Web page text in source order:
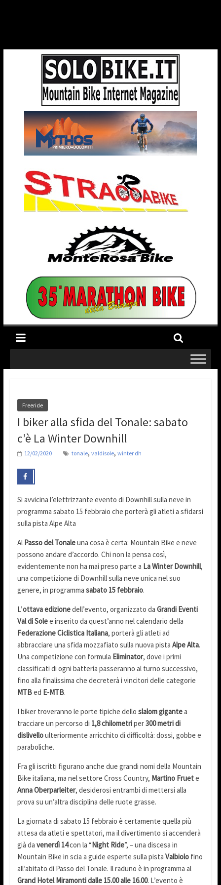
Freeride
I biker alla sfida del Tonale: sabato
c’è La Winter Downhill
12/02/2020 tonale, valdisole, winter dh
Si avvicina l’elettrizzante evento di Downhill sulla neve in
programma sabato 15 febbraio che porterà gli atleti a sfidarsi
sulla pista Alpe Alta
AlPasso del Tonaleuna cosa è certa: Mountain Bike e neve
possono andare d’accordo. Chi non la pensa così,
evidentemente non ha mai preso parte a La Winter Downhill,
una competizione di Downhill sulla neve unica nel suo
genere, in programma sabato 15 febbraio.
L’ottava edizionedell’evento, organizzato da Grandi Eventi
Val di Solee inserito da quest’anno nel calendario della
Federazione Ciclistica Italiana, porterà gli atleti ad
abbracciare una sfida mozzafiato sulla nuova pista Alpe Alta.
Una competizione con formula Eliminator, dove i primi
classificati di ogni batteria passeranno al turno successivo,
fino alla finalissima che decreterà i vincitori delle categorie
MTBed E-MTB.
I biker troveranno le porte tipiche dello slalom gigantea
tracciare un percorso di 1,8 chilometriper300 metri di
dislivelloulteriormente arricchito di difficoltà: dossi, gobbe e
paraboliche.
Fra gli iscritti figurano anche due grandi nomi della Mountain
Bike italiana, ma nel settore Cross Country, Martino Fruete
Anna Oberparleiter, desiderosi entrambi di mettersi alla
prova su un’altra disciplina delle ruote grasse.
La giornata di sabato 15 febbraio è certamente quella più
attesa da atleti e spettatori, ma il divertimento si accenderà
già da venerdì 14con la “Night Ride”, – una discesa in
Mountain Bike in scia a guide esperte sulla pista Valbiolofino
all’abitato di Passo del Tonale. Il raduno è in programma al
Grand Hotel Miramonti dalle 15.00 alle 16.00. L’evento è